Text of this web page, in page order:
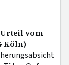
Urteil vom
Köln)